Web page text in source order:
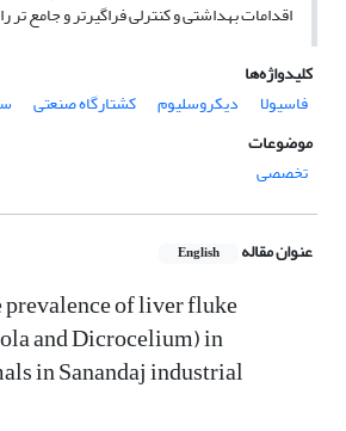
اقدامات بهداشتی و کنترلی فراگیرتر و جامع تر
کلیدواژه‌ها
فاسیولا
دیکروسلیوم کشتارگاه صنعتی
موضوعات
تخصصی
عنوان مقاله English
of liver fluke
and Dicrocelium) in
in Sanandaj industrial